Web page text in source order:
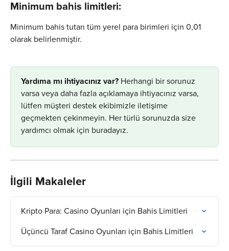
Minimum bahis limitleri:
Minimum bahis tutarı tüm yerel para birimleri için 0,01
olarak belirlenmiştir.
​Yardıma mı ihtiyacınız var? Herhangi bir sorunuz
varsa veya daha fazla açıklamaya ihtiyacınız varsa,
lütfen müşteri destek ekibimizle iletişime
geçmekten çekinmeyin. Her türlü sorunuzda size
yardımcı olmak için buradayız.
İlgili Makaleler
Kripto Para: Casino Oyunları için Bahis Limitleri
Üçüncü Taraf Casino Oyunları için Bahis Limitleri